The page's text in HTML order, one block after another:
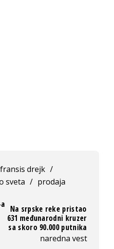
fransis drejk /
sveta / prodaja
Na srpske reke pristao
631 međunarodni kruzer
sa skoro 90.000 putnika
naredna vest